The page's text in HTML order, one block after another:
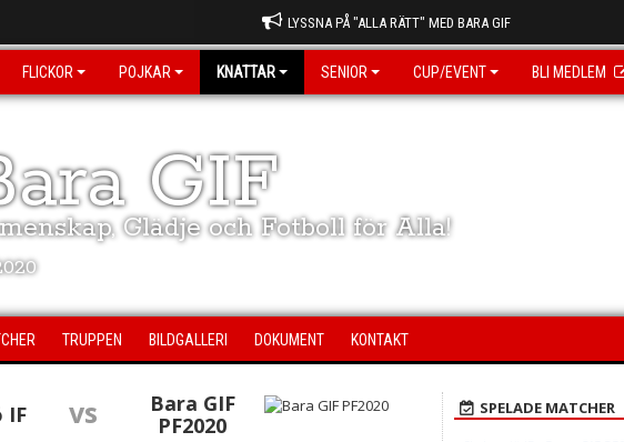
LYSSNA PÅ "ALLA RÄTT" MED BARA GIF
FLICKOR POJKAR KNATTAR SENIOR CUP/EVENT BLI MEDLEM
GIF
Glädje och Fotboll för Alla!
TRUPPEN BILDGALLERI DOKUMENT KONTAKT
IF vs
Bara GIF
PF2020
SPELADE MATCHER